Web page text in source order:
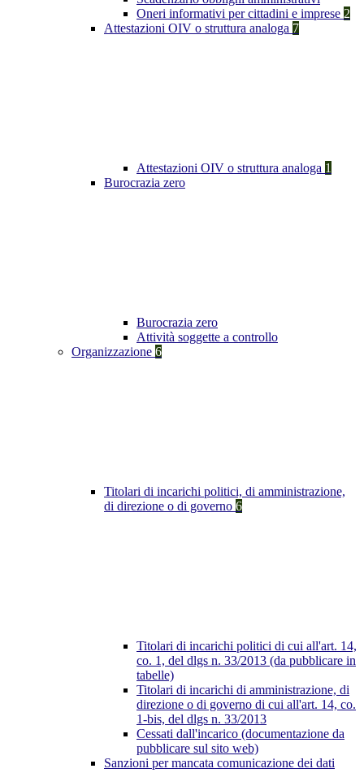
Oneri informativi per cittadini e imprese 2
Attestazioni OIV o struttura analoga 7
Attestazioni OIV o struttura analoga 1
Burocrazia zero
Burocrazia zero
Attività soggette a controllo
Organizzazione 6
Titolari di incarichi politici, di amministrazione,
di direzione o di governo 6
Titolari di incarichi politici di cui all'art. 14,
co. 1, del dlgs n. 33/2013 (da pubblicare in
tabelle)
Titolari di incarichi di amministrazione, di
direzione o di governo di cui all'art. 14, co.
1-bis, del dlgs n. 33/2013
Cessati dall'incarico (documentazione da
pubblicare sul sito web)
Sanzioni per mancata comunicazione dei dati